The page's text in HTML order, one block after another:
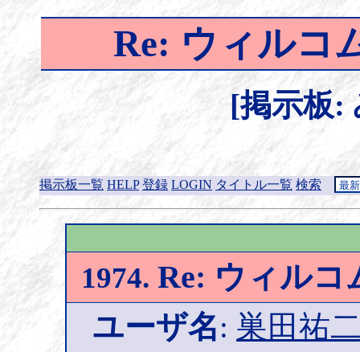
Re: ウィルコ
[掲示板:
掲示板一覧 HELP 登録 LOGIN タイトル一覧 検索
1974. Re: ウィルコ
ユーザ名: 巣田祐